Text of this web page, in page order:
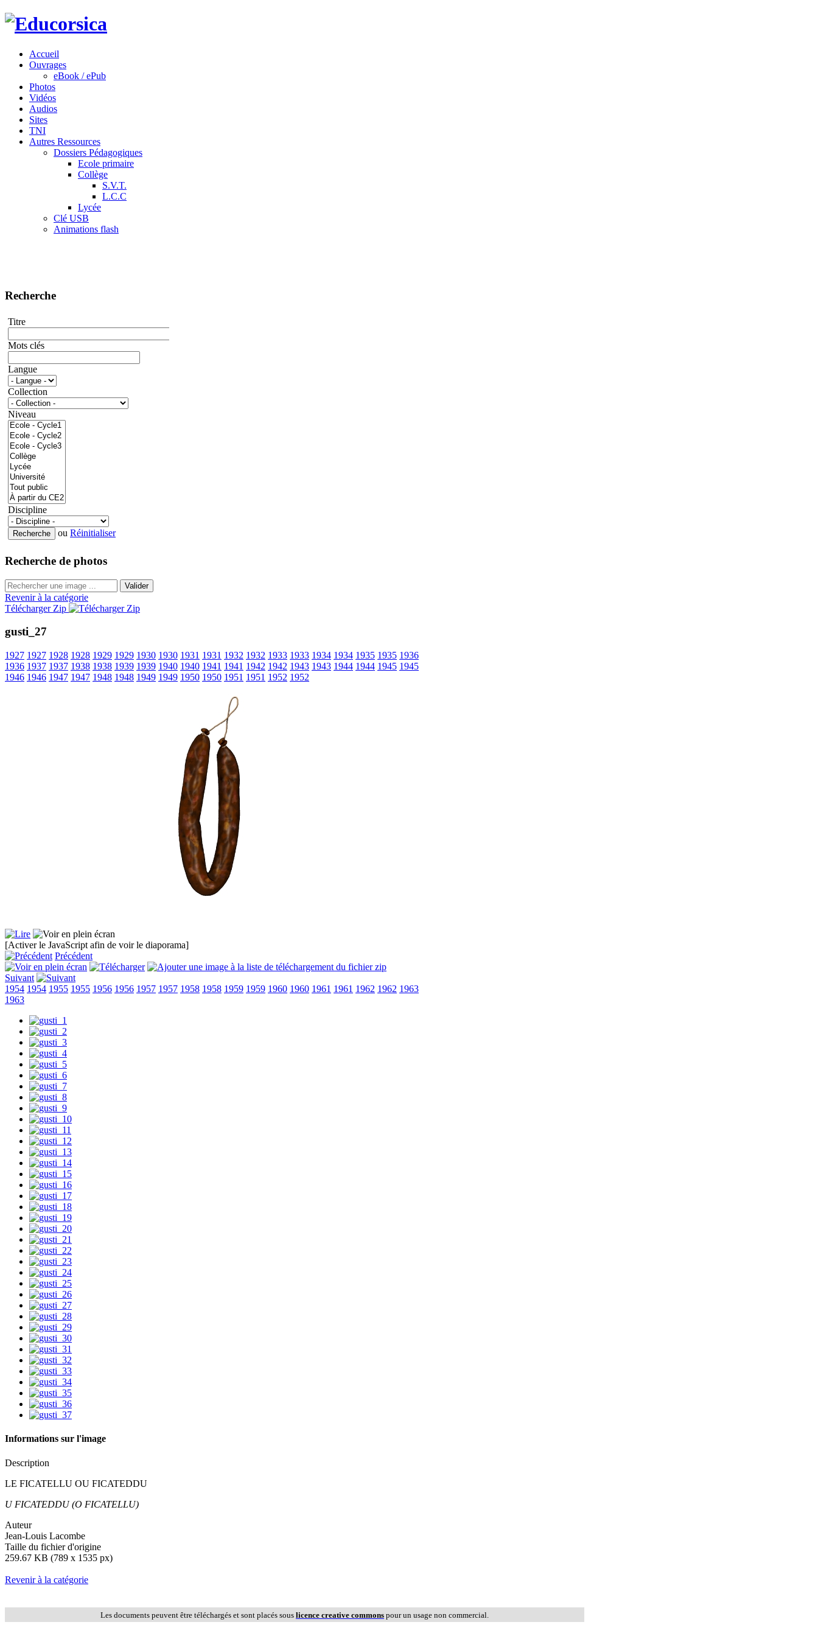
Accueil
Ouvrages
eBook / ePub
Photos
Vidéos
Audios
Sites
TNI
Autres Ressources
Dossiers Pédagogiques
Ecole primaire
Collège
S.V.T.
L.C.C
Lycée
Clé USB
Animations flash
Recherche
Titre
Mots clés
Langue
Collection
Niveau
Discipline
ou Réinitialiser
Recherche de photos
Valider
Revenir à la catégorie
Télécharger Zip
gusti_27
1927 1927 1928 1928 1929 1929 1930 1930 1931 1931 1932 1932 1933 1933 1934 1934 1935 1935 1936
1936 1937 1937 1938 1938 1939 1939 1940 1940 1941 1941 1942 1942 1943 1943 1944 1944 1945 1945
1946 1946 1947 1947 1948 1948 1949 1949 1950 1950 1951 1951 1952 1952
[Activer le JavaScript afin de voir le diaporama]
Précédent
Suivant
1954 1954 1955 1955 1956 1956 1957 1957 1958 1958 1959 1959 1960 1960 1961 1961 1962 1962 1963
1963
Informations sur l'image
Description
LE FICATELLU OU FICATEDDU
U FICATEDDU (O FICATELLU)
Auteur
Jean-Louis Lacombe
Taille du fichier d'origine
259.67 KB (789 x 1535 px)
Revenir à la catégorie
Les documents peuvent être téléchargés et sont placés sous licence creative commons pour un usage non commercial.